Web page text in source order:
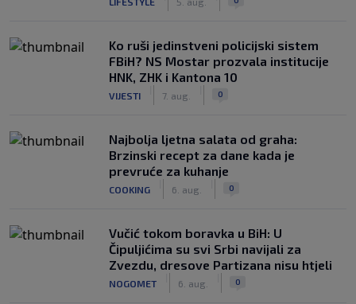
Ko ruši jedinstveni policijski sistem
FBiH? NS Mostar prozvala institucije
HNK, ZHK i Kantona 10
VIJESTI 7. aug. 0
Najbolja ljetna salata od graha:
Brzinski recept za dane kada je
prevruće za kuhanje
COOKING 6. aug. 0
Vučić tokom boravka u BiH: U
Čipuljićima su svi Srbi navijali za
Zvezdu, dresove Partizana nisu htjeli
NOGOMET 6. aug. 0